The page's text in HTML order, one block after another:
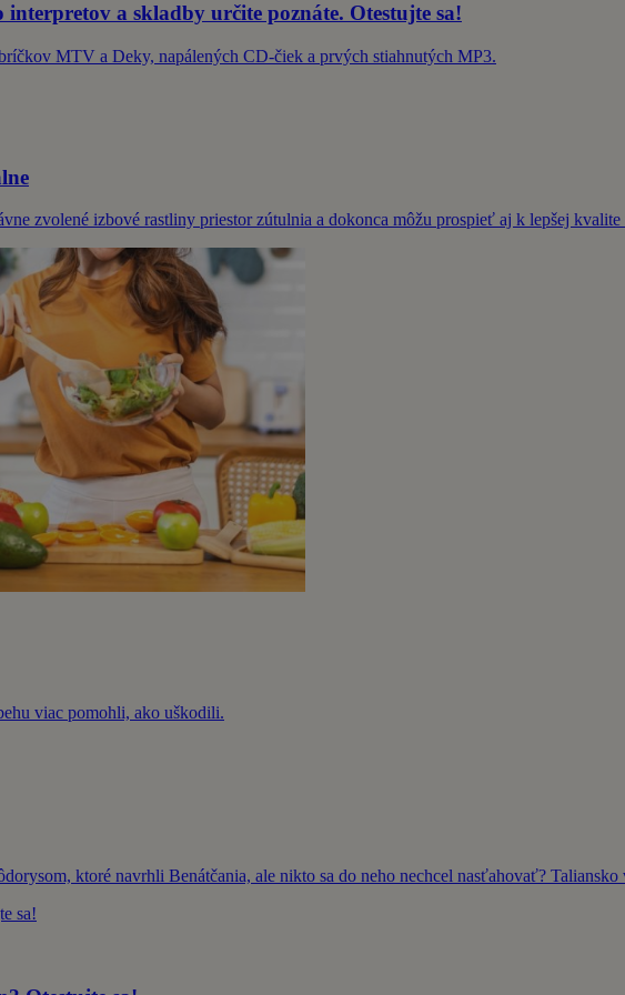
a skladby určite poznáte. Otestujte sa!
MTV a Deky, napálených CD-čiek a prvých stiahnutých MP3.
zvolené izbové rastliny priestor zútulnia a dokonca môžu prospieť aj k lepšej kvalite
viac pomohli, ako uškodili.
ktoré navrhli Benátčania, ale nikto sa do neho nechcel nasťahovať?